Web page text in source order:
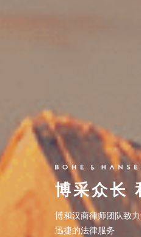
博采众长
博和汉商律师团队致
迅捷的法律服务
博采众长
博和汉商律师团队致
迅捷的法律服务